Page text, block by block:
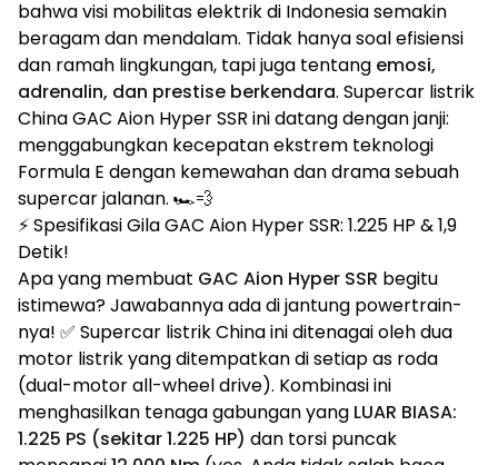
bahwa visi mobilitas elektrik di Indonesia semakin
beragam dan mendalam. Tidak hanya soal efisiensi
dan ramah lingkungan, tapi juga tentang emosi,
adrenalin, dan prestise berkendara. Supercar listrik
China GAC Aion Hyper SSR ini datang dengan janji:
menggabungkan kecepatan ekstrem teknologi
Formula E dengan kemewahan dan drama sebuah
supercar jalanan. 🏎️💨
⚡ Spesifikasi Gila GAC Aion Hyper SSR: 1.225 HP & 1,9
Detik!
Apa yang membuat GAC Aion Hyper SSR begitu
istimewa? Jawabannya ada di jantung powertrain-
nya! ✅ Supercar listrik China ini ditenagai oleh dua
motor listrik yang ditempatkan di setiap as roda
(dual-motor all-wheel drive). Kombinasi ini
menghasilkan tenaga gabungan yang LUAR BIASA:
1.225 PS (sekitar 1.225 HP) dan torsi puncak